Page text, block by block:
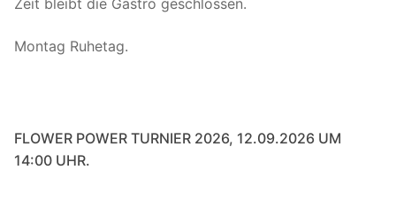
Montag Ruhetag.
FLOWER POWER TURNIER 2026, 12.09.2026 UM
14:00 UHR.